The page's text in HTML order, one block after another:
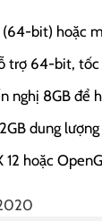
bit) hoặc
trợ 64-bit,
nghị 8GB để
dung
hoặc